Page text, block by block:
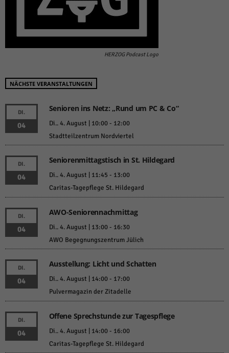
HERZOG Podcast Logo
NÄCHSTE VERANSTALTUNGEN
DI.
04
Senioren ins Netz: „Rund um PC & Co“
Di.. 4. August | 10:00- 12:00
Stadtteilzentrum Nordviertel
DI.
04
Seniorenmittagstisch in St. Hildegard
Di.. 4. August | 11:45 - 13:00
Caritas-Tagepflege St. Hildegard
DI.
04
AWO-Seniorennachmittag
Di.. 4. August | 13:00- 16:30
AWO Begegnungszentrum Jülich
DI.
04
Ausstellung: Licht und Schatten
Di.. 4. August | 14:00- 17:00
Pulvermagazin der Zitadelle
DI.
04
Offene Sprechstunde zur Tagespflege
Di.. 4. August | 14:00- 16:00
Caritas-Tagepflege St. Hildegard